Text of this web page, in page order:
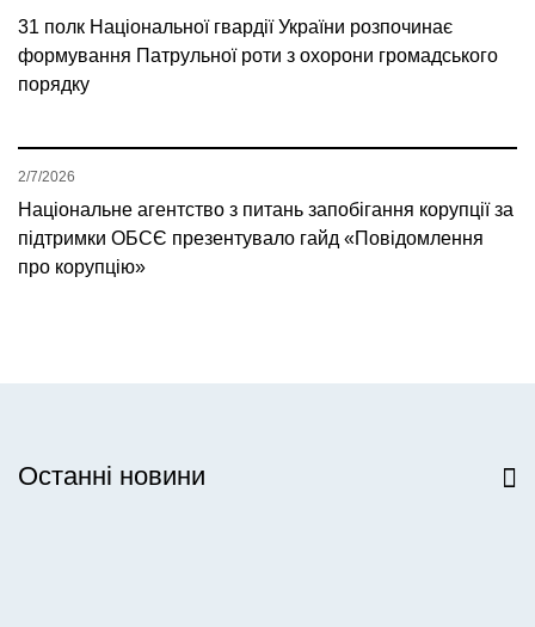
31 полк Національної гвардії України розпочинає
формування Патрульної роти з охорони громадського
порядку
Національне агентство з питань запобігання корупції за
підтримки ОБСЄ презентувало гайд «Повідомлення
про корупцію»
2/7/2026
Останні новини